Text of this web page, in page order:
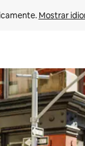
Mostrar